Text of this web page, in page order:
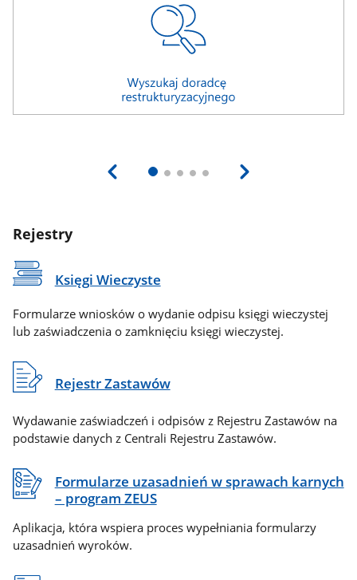
Rejestry
Księgi Wieczyste
Formularze wniosków o wydanie odpisu księgi wieczystej
lub zaświadczenia o zamknięciu księgi wieczystej.
Rejestr Zastawów
Wydawanie zaświadczeń i odpisów z Rejestru Zastawów na
podstawie danych z Centrali Rejestru Zastawów.
Formularze uzasadnień w sprawach karnych
– program ZEUS
Aplikacja, która wspiera proces wypełniania formularzy
uzasadnień wyroków.